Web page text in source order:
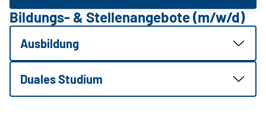
Bildungs- & Stellenangebote (m/w/d)
Ausbildung
Duales Studium